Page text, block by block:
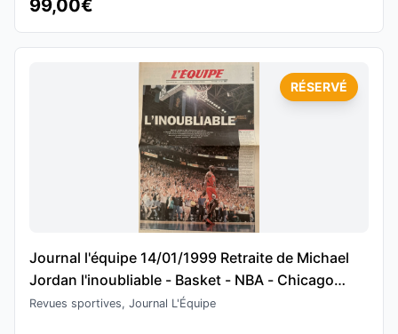
99,00€
RÉSERVÉ
Journal l'équipe 14/01/1999 Retraite de Michael
Jordan l'inoubliable - Basket - NBA - Chicago
Bulls
Revues sportives, Journal L'Équipe